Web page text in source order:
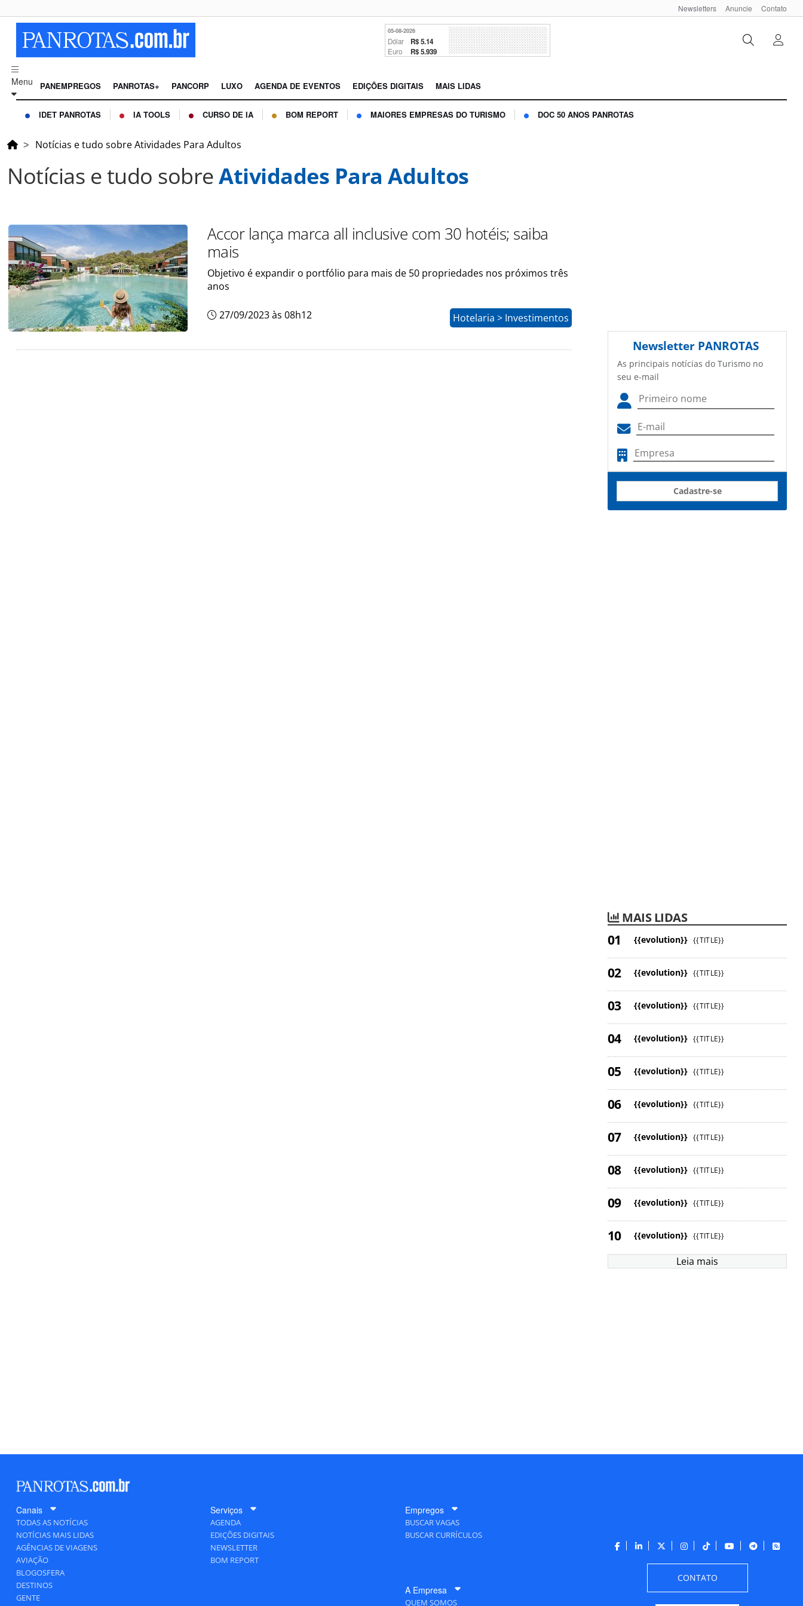
Newsletters Anuncie Contato
05-08-2026
Dólar R$ 5.14
Euro R$ 5.939
Menu PANEMPREGOS PANROTAS+ PANCORP LUXO AGENDA DE EVENTOS EDIÇÕES DIGITAIS MAIS LIDAS
IDET PANROTAS IA TOOLS CURSO DE IA BOM REPORT MAIORES EMPRESAS DO TURISMO DOC 50 ANOS PANROTAS
Notícias e tudo sobre Atividades Para Adultos
Notícias e tudo sobreAtividades Para Adultos
Accor lança marca all inclusive com 30 hotéis; saiba
mais
Objetivo é expandir o portfólio para mais de 50 propriedades nos próximos três
anos
27/09/2023 às 08h12 Hotelaria > Investimentos
Newsletter PANROTAS
As principais notícias do Turismo no
seu e-mail
Cadastre-se
MAIS LIDAS
{{evolution}} {{TITLE}}
{{evolution}} {{TITLE}}
{{evolution}} {{TITLE}}
{{evolution}} {{TITLE}}
{{evolution}} {{TITLE}}
{{evolution}} {{TITLE}}
{{evolution}} {{TITLE}}
{{evolution}} {{TITLE}}
{{evolution}} {{TITLE}}
{{evolution}} {{TITLE}}
Leia mais
Canais
TODAS AS NOTÍCIAS
NOTÍCIAS MAIS LIDAS
AGÊNCIAS DE VIAGENS
AVIAÇÃO
BLOGOSFERA
DESTINOS
GENTE
Serviços
AGENDA
EDIÇÕES DIGITAIS
NEWSLETTER
BOM REPORT
Empregos
BUSCAR VAGAS
BUSCAR CURRÍCULOS
A Empresa
QUEM SOMOS
CONTATO